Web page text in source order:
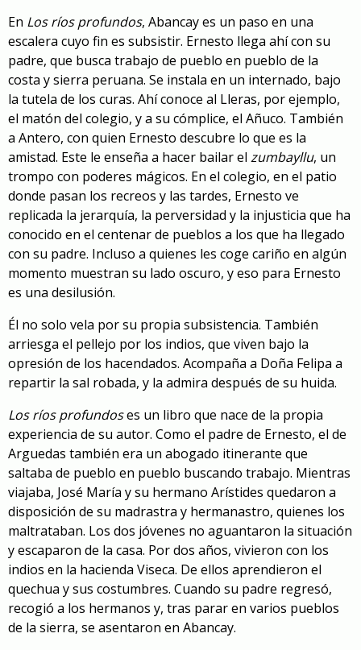
En Los ríos profundos, Abancay es un paso en una
escalera cuyo fin es subsistir. Ernesto llega ahí con su
padre, que busca trabajo de pueblo en pueblo de la
costa y sierra peruana. Se instala en un internado, bajo
la tutela de los curas. Ahí conoce al Lleras, por ejemplo,
el matón del colegio, y a su cómplice, el Añuco. También
a Antero, con quien Ernesto descubre lo que es la
amistad. Este le enseña a hacer bailar el zumbayllu, un
trompo con poderes mágicos. En el colegio, en el patio
donde pasan los recreos y las tardes, Ernesto ve
replicada la jerarquía, la perversidad y la injusticia que ha
conocido en el centenar de pueblos a los que ha llegado
con su padre. Incluso a quienes les coge cariño en algún
momento muestran su lado oscuro, y eso para Ernesto
es una desilusión.
Él no solo vela por su propia subsistencia. También
arriesga el pellejo por los indios, que viven bajo la
opresión de los hacendados. Acompaña a Doña Felipa a
repartir la sal robada, y la admira después de su huida.
Los ríos profundoses un libro que nace de la propia
experiencia de su autor. Como el padre de Ernesto, el de
Arguedas también era un abogado itinerante que
saltaba de pueblo en pueblo buscando trabajo. Mientras
viajaba, José María y su hermano Arístides quedaron a
disposición de su madrastra y hermanastro, quienes los
maltrataban. Los dos jóvenes no aguantaron la situación
y escaparon de la casa. Por dos años, vivieron con los
indios en la hacienda Viseca. De ellos aprendieron el
quechua y sus costumbres. Cuando su padre regresó,
recogió a los hermanos y, tras parar en varios pueblos
de la sierra, se asentaron en Abancay.